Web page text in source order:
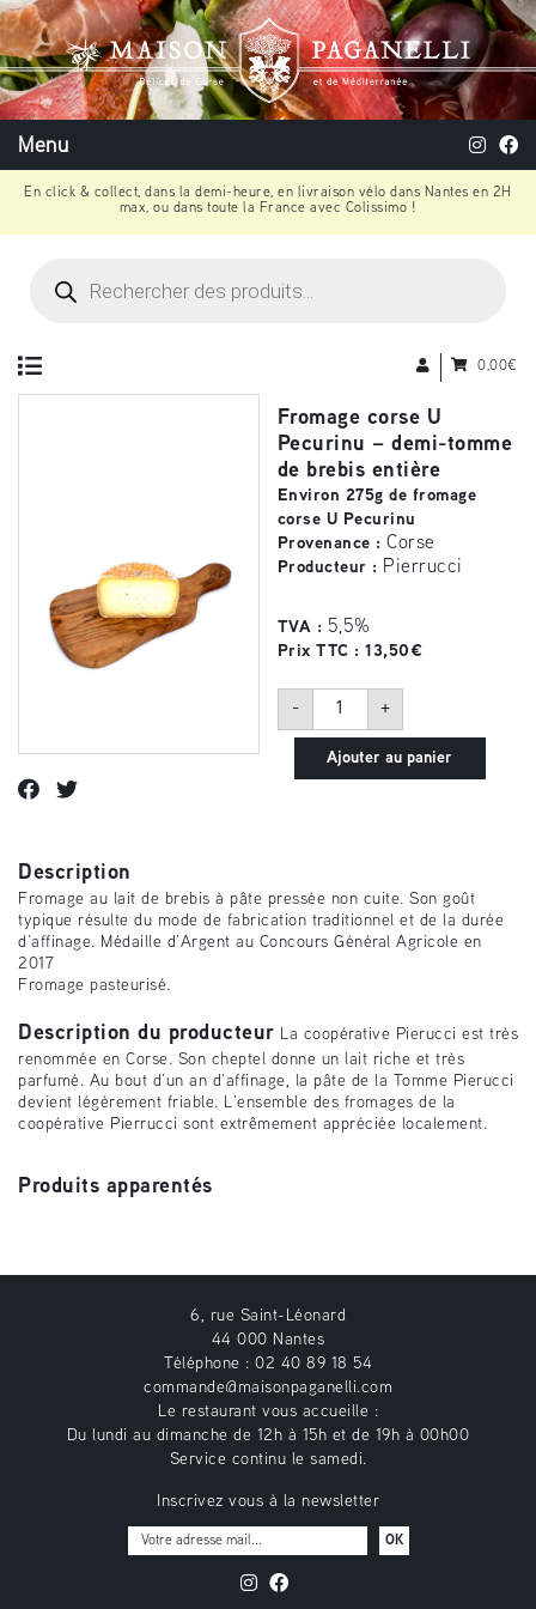
Menu
En click & collect, dans la demi-heure, en livraison vélo dans Nantes en 2H
max, ou dans toute la France avec Colissimo !
produits
0,00€
Fromage corse U
Pecurinu – demi-tomme
de brebis entière
Environ 275g de fromage
corse U Pecurinu
Provenance : Corse
Producteur : Pierrucci
TVA : 5,5%
Prix TTC : 13,50€
-
Fromage
Pecurinu
+
Ajouter au panier
Description
Fromage au lait de brebis à pâte pressée non cuite. Son goût
typique résulte du mode de fabrication traditionnel et de la durée
d’affinage. Médaille d’Argent au Concours Général Agricole en
2017
Fromage pasteurisé.
Description du producteur La coopérative Pierucci est très
renommée en Corse. Son cheptel donne un lait riche et très
parfumé. Au bout d’un an d’affinage, la pâte de la Tomme Pierucci
devient légèrement friable. L’ensemble des fromages de la
coopérative Pierrucci sont extrêmement appréciée localement.
Produits apparentés
6, rue Saint-Léonard
44 000 Nantes
Téléphone : 02 40 89 18 54
commande@maisonpaganelli.com
Le restaurant vous accueille :
Du lundi au dimanche de 12h à 15h et de 19h à 00h00
Service continu le samedi.
Inscrivez vous à la newsletter
OK